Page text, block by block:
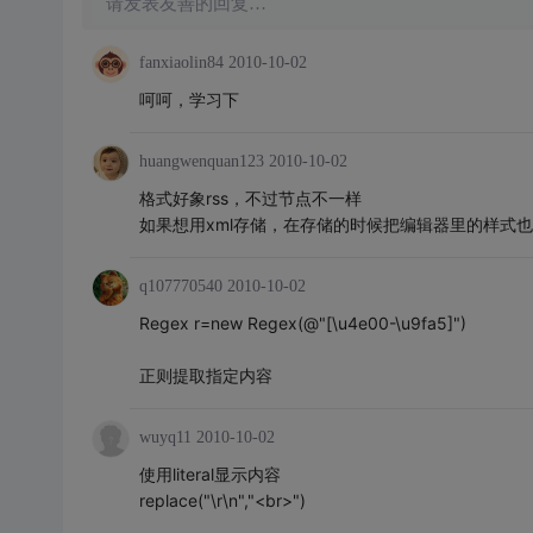
fanxiaolin84 2010-10-02
呵呵，学习下
huangwenquan123 2010-10-02
格式好象rss，不过节点不一样
如果想用xml存储，在存储的时候把编辑器里的样式也
q107770540 2010-10-02
Regex r=new Regex(@"[\u4e00-\u9fa5]")
正则提取指定内容
wuyq11 2010-10-02
使用literal显示内容
replace("\r\n","<br>")